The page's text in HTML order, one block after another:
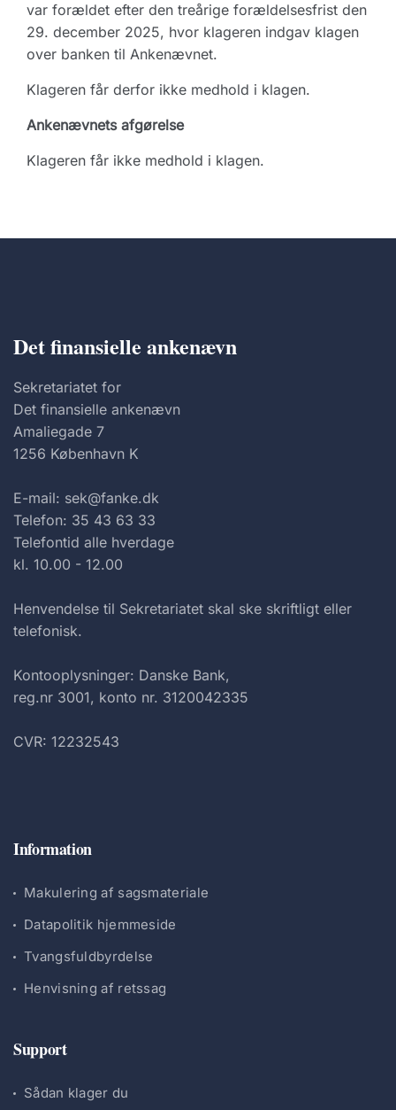
var forældet efter den treårige forældelsesfrist den
29. december 2025, hvor klageren indgav klagen
over banken til Ankenævnet.
Klageren får derfor ikke medhold i klagen.
Ankenævnets afgørelse
Klageren får ikke medhold i klagen.
Det finansielle ankenævn
Sekretariatet for
Det finansielle ankenævn
Amaliegade 7
1256 København K
E-mail: sek@fanke.dk
Telefon: 35 43 63 33
Telefontid alle hverdage
kl. 10.00 - 12.00
Henvendelse til Sekretariatet skal ske skriftligt eller
telefonisk.
Kontooplysninger: Danske Bank,
reg.nr 3001, konto nr. 3120042335
CVR: 12232543
Information
Makulering af sagsmateriale
Datapolitik hjemmeside
Tvangsfuldbyrdelse
Henvisning af retssag
Support
Sådan klager du